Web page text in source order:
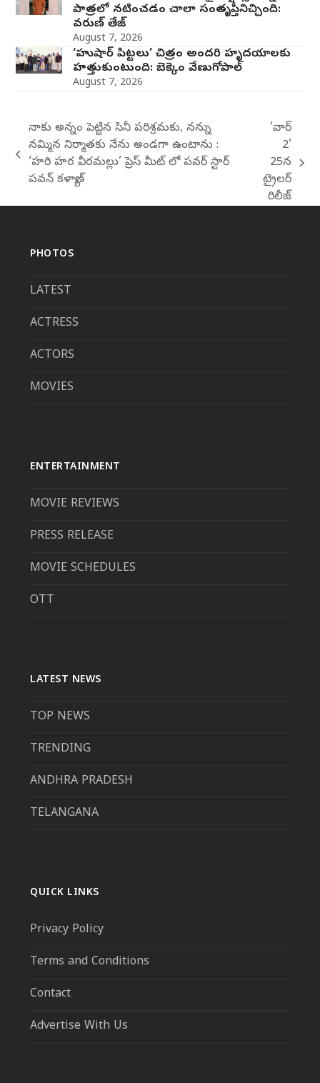
పాత్రలో నటించడం చాలా సంతృప్తినిచ్చింది:
వరుణ్ తేజ్
August 7, 2026
‘హుషార్‌ పిట్టలు’ చిత్రం అందరి హృదయాలకు
హత్తుకుంటుంది: బెక్కెం వేణుగోపాల్‌
August 7, 2026
previous
post:
నాకు అన్నం పెట్టిన సినీ పరిశ్రమకు, నన్ను
నమ్మిన నిర్మాతకు నేను అండగా ఉంటాను :
‘హరి హర వీరమల్లు’ ప్రెస్ మీట్ లో పవర్ స్టార్
పవన్ కళ్యాణ్
next
post:
‘వార్
2’
25న
ట్రైలర్
రిలీజ్
PHOTOS
LATEST
ACTRESS
ACTORS
MOVIES
ENTERTAINMENT
MOVIE REVIEWS
PRESS RELEASE
MOVIE SCHEDULES
OTT
LATEST NEWS
TOP NEWS
TRENDING
ANDHRA PRADESH
TELANGANA
QUICK LINKS
Privacy Policy
Terms and Conditions
Contact
Advertise With Us